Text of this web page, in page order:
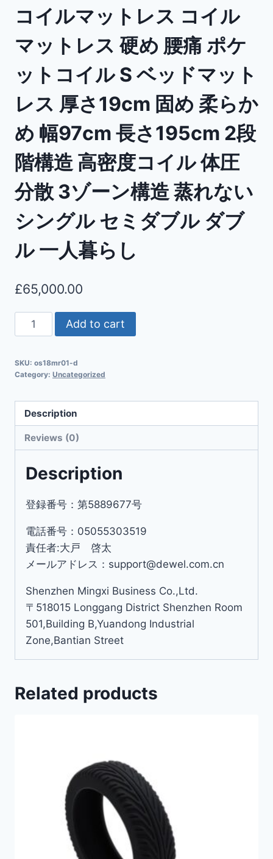
コイルマットレス コイル
マットレス 硬め 腰痛 ポケ
ットコイル S ベッドマット
レス 厚さ19cm 固め 柔らか
め 幅97cm 長さ195cm 2段
階構造 高密度コイル 体圧
分散 3ゾーン構造 蒸れない
シングル セミダブル ダブ
ル 一人暮らし
£65,000.00
Add to cart
SKU: os18mr01-d
Category: Uncategorized
Description
Reviews (0)
Description
登録番号：第5889677号
電話番号：05055303519
責任者:大戸 啓太
メールアドレス：support@dewel.com.cn
Shenzhen Mingxi Business Co.,Ltd.
〒518015 Longgang District Shenzhen Room
501,Building B,Yuandong Industrial
Zone,Bantian Street
Related products